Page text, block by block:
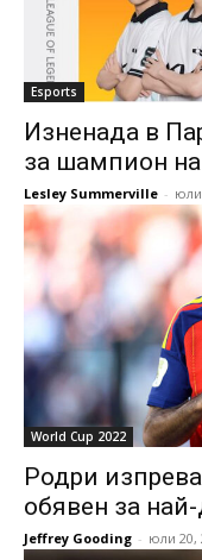
Esports
Изненада в
за шампион на
Lesley Summerville - юли
World Cup 2022
Родри
обявен за
Jeffrey Gooding - юли 20,